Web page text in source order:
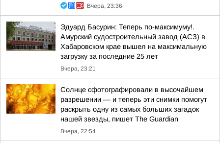
Вчера, 23:36
Эдуард Басурин: Теперь по-максимуму!.
Амурский судостроительный завод (АСЗ) в
Хабаровском крае вышел на максимальную
загрузку за последние 25 лет
Вчера, 23:21
Солнце сфотографировали в высочайшем
разрешении — и теперь эти снимки помогут
раскрыть одну из самых больших загадок
нашей звезды, пишет The Guardian
Вчера, 22:54